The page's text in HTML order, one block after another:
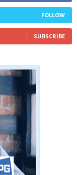
FOLLOW
SUBSCRIBE